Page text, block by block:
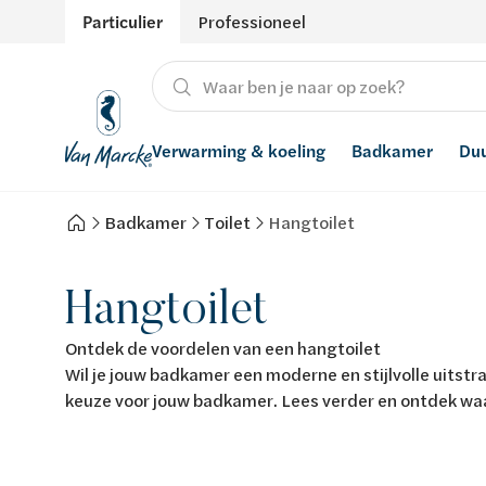
Particulier Professioneel
Verwarming & koeling
Verwarming
Badkamer
Producten
Badkamers met richtprijs
Advies
Inspiratie
Hernieuwbare energie
Regenwaterrecuperatie
Smart Home
Waterontharders
Badkamer Toilet Hangtoilet
Hangtoilet
Ontdek de voordelen van een hangtoilet
Wil je jouw badkamer een moderne en stijlvolle
keuze voor jouw badkamer. Lees verder en ontdek